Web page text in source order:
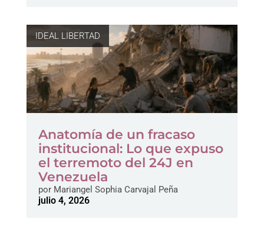
IDEAL LIBERTAD
Anatomía de un fracaso
institucional: Lo que expuso
el terremoto del 24J en
Venezuela
porMariangel Sophia Carvajal Peña
julio 4, 2026